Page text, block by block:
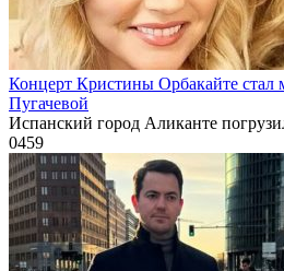
Концерт Кристины Орбакайте стал
Пугачевой
Испанский город Аликанте
0459